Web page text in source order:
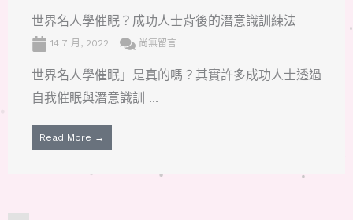
世界名人學催眠？成功人士背後的潛意識訓練法
14 7 月, 2022 尚無留言
世界名人學催眠」是真的嗎？其實許多成功人士透過
自我催眠與潛意識訓 ...
Read More →